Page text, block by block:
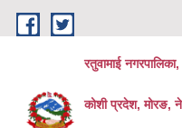
Skip to main content
रतुवामाई
कोशी प्रदेश, मोरङ,